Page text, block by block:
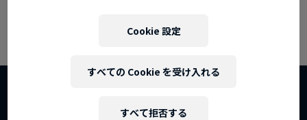
driving challenges.
In The Dust - ダカール・ラリー
ダカール・ラリー2024
Cookie 設定
すべて拒否する
すべての Cookie を受け入れる